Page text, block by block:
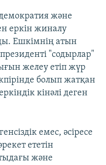
демократия және
еркін жиналу
Ешкімнің атын
"содырлар"
желеу етіп жүр
болып жатқан
кінәлі деген
емес, әсіресе
ететін
және